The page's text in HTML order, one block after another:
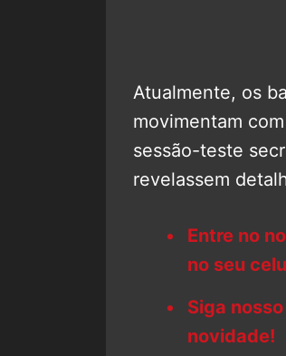
Atualmente, os
movimentam
sessão-teste
revelassem
Entre no
no seu
Siga
novidade!